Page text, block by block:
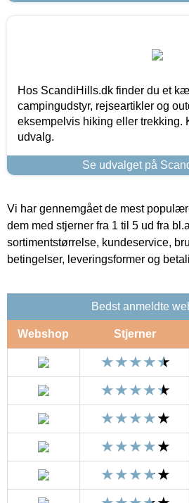
Hos ScandiHills.dk finder du et
campingudstyr, rejseartikler og
eksempelvis hiking eller trekking.
udvalg.
Se udvalget på
Vi har gennemgået de mest
dem med stjerner fra 1 til 5 ud fra
sortimentstørrelse, kundeservice,
betingelser, leveringsformer og
Bedst anmeldte
Webshop Stjerner